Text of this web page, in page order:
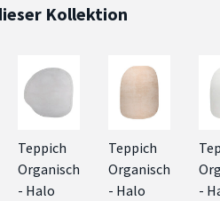
Kollektion
Teppich
Organisch
- Halo
Teppich
Organisch
- Halo
-